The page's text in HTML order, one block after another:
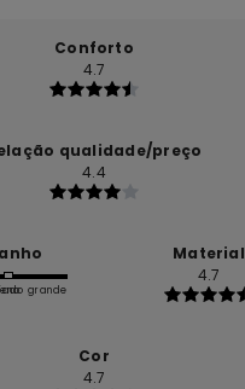
Conforto
4.7
qualidade/preço
4.4
grande
Material
4.7
Cor
4.7